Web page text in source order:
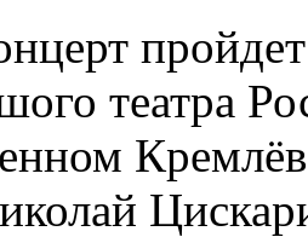
театра